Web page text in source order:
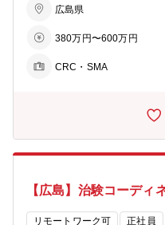
日本でSMO事業を初めて立ち
与しており、オンコロジー領
広島県
380万円〜600万円
CRC・SMA
【広島】治験コーディ
リモートワーク可 正社員